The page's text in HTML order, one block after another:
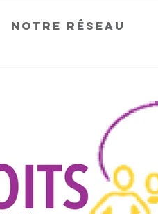
Notre réseau